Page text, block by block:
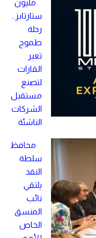
مليون
ستارتابز..
رحلة
طموح
تعبر
القارات
لتصنع
مستقبل
الشركات
الناشئة
محافظ
سلطة
النقد
يلتقي
نائب
المنسق
الخاص